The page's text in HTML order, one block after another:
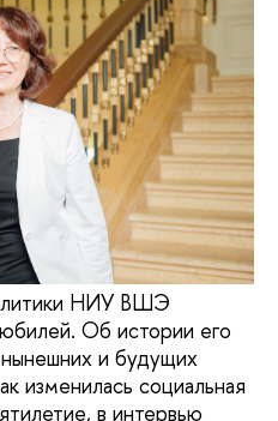
НИУ ВШЭ
Об истории его
и будущих
изменилась социальная
в интервью